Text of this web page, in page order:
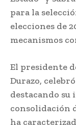
para la
elecciones de
mecanismos
El presidente
Durazo,
destacando
consolidación
ha